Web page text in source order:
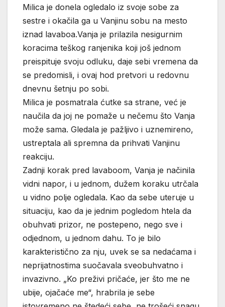
Milica je donela ogledalo iz svoje sobe za
sestre i okačila ga u Vanjinu sobu na mesto
iznad lavaboa.Vanja je prilazila nesigurnim
koracima teškog ranjenika koji još jednom
preispituje svoju odluku, daje sebi vremena da
se predomisli, i ovaj hod pretvori u redovnu
dnevnu šetnju po sobi.
Milica je posmatrala ćutke sa strane, već je
naučila da joj ne pomaže u nečemu što Vanja
može sama. Gledala je pažljivo i uznemireno,
ustreptala ali spremna da prihvati Vanjinu
reakciju.
Zadnji korak pred lavaboom, Vanja je načinila
vidni napor, i u jednom, dužem koraku utrčala
u vidno polje ogledala. Kao da sebe uteruje u
situaciju, kao da je jednim pogledom htela da
obuhvati prizor, ne postepeno, nego sve i
odjednom, u jednom dahu. To je bilo
karakteristično za nju, uvek se sa nedaćama i
neprijatnostima suočavala sveobuhvatno i
invazivno. „Ko preživi pričaće, jer što me ne
ubije, ojačaće me“, hrabrila je sebe